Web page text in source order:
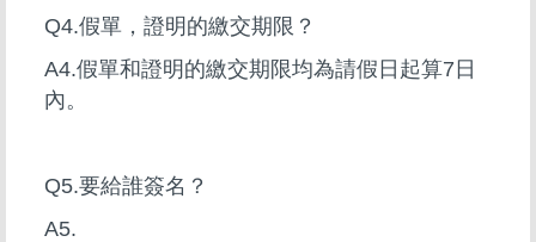
Q4.假單，證明的繳交期限？
A4.假單和證明的繳交期限均為請假日起算7日
內。
Q5.要給誰簽名？
A5.